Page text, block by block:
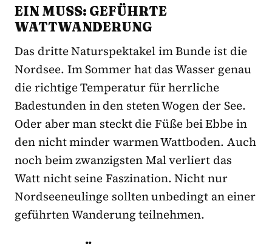
EIN MUSS: GEFÜHRTE
WATTWANDERUNG
Das dritte Naturspektakel im Bunde ist die
Nordsee. Im Sommer hat das Wasser genau
die richtige Temperatur für herrliche
Badestunden in den steten Wogen der See.
Oder aber man steckt die Füße bei Ebbe in
den nicht minder warmen Wattboden. Auch
noch beim zwanzigsten Mal verliert das
Watt nicht seine Faszination. Nicht nur
Nordseeneulinge sollten unbedingt an einer
geführten Wanderung teilnehmen.